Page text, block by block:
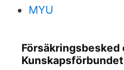
MYU
Kunskapsförbundet